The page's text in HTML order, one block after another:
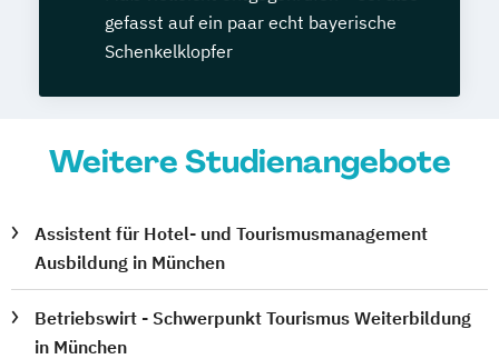
gefasst auf ein paar echt bayerische
Schenkelklopfer
Weitere Studienangebote
Assistent für Hotel- und Tourismusmanagement
Ausbildung in München
Betriebswirt - Schwerpunkt Tourismus Weiterbildung
in München